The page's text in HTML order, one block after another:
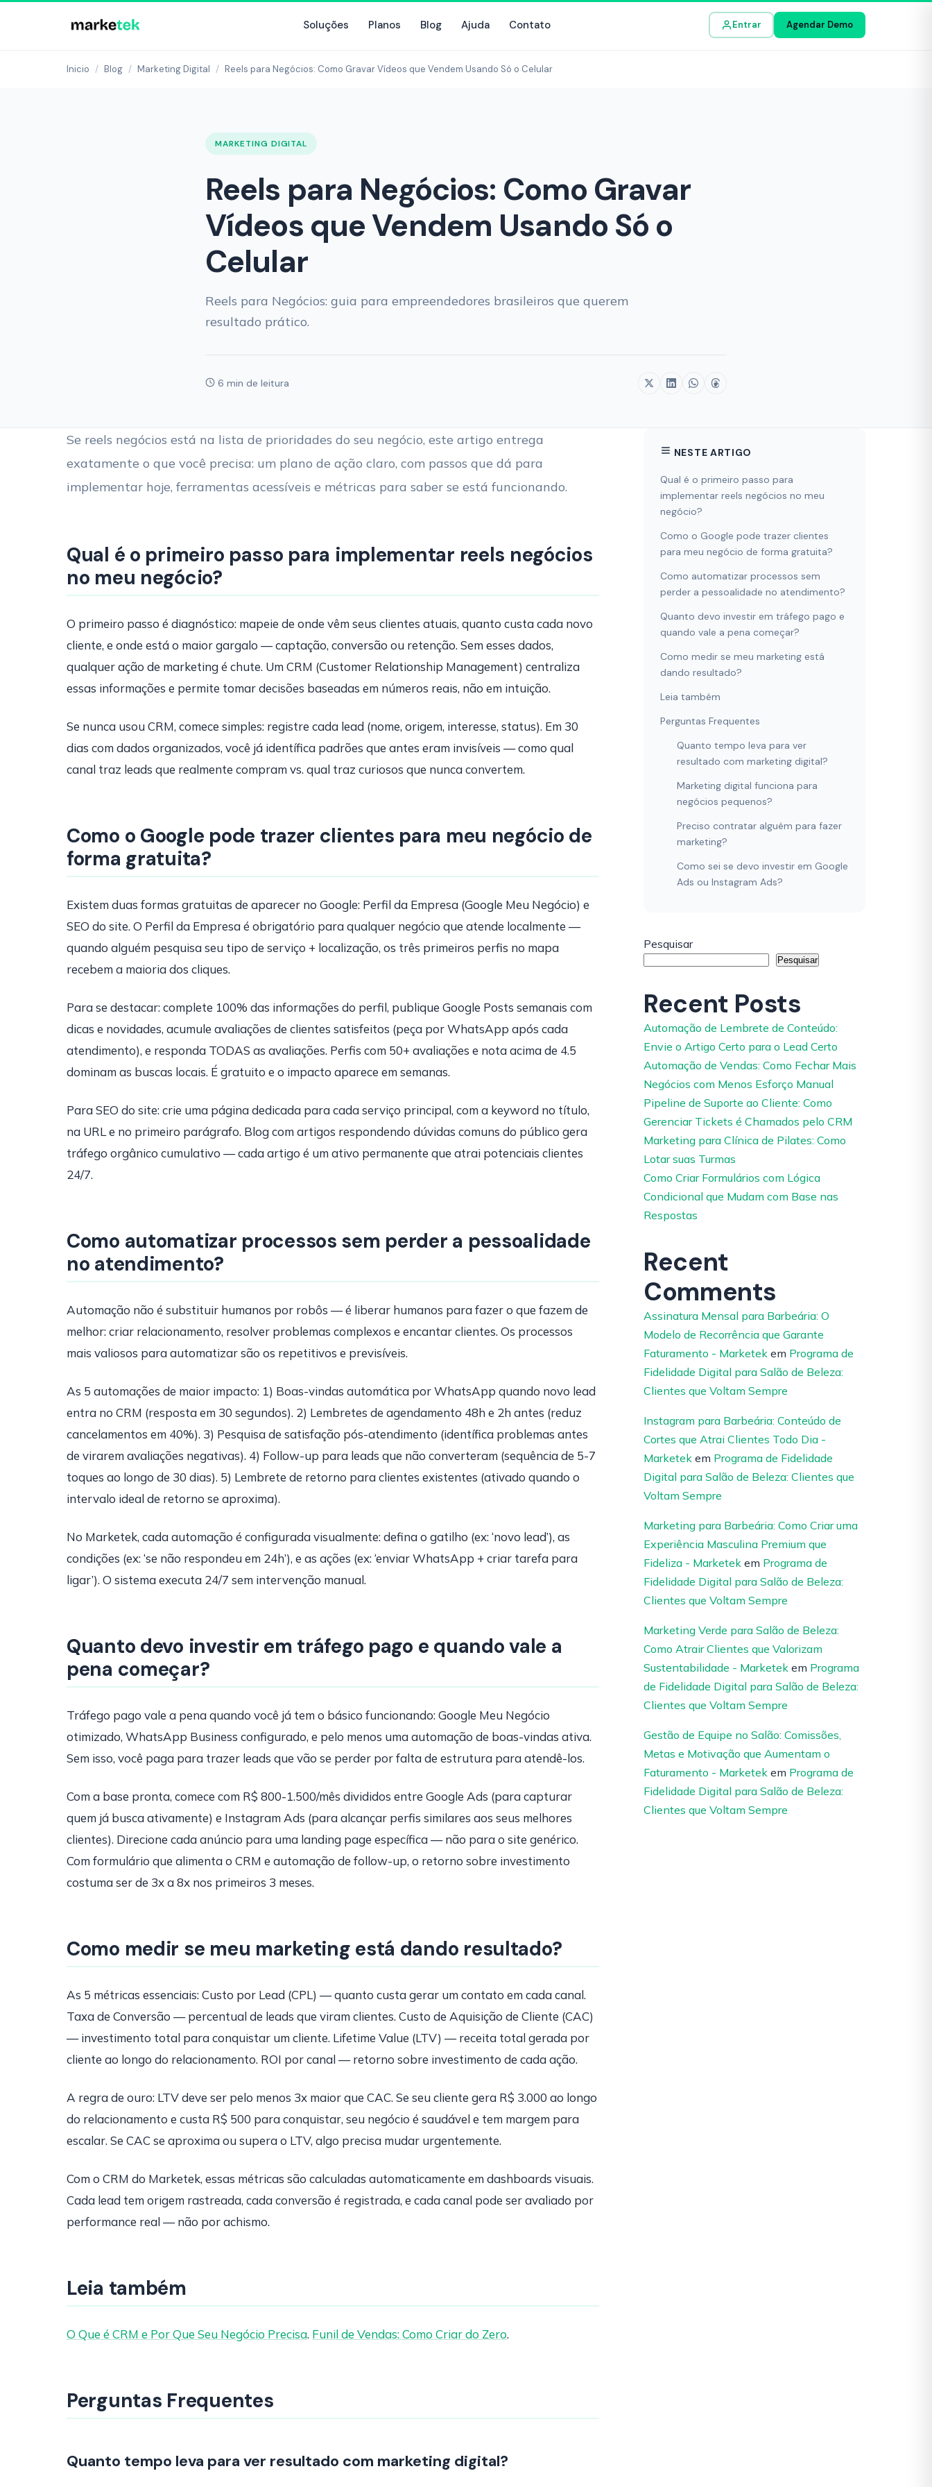
Soluções Planos Blog Ajuda Contato Entrar Agendar Demo
Inicio / Blog / Marketing Digital / Reels para Negócios: Como Gravar Vídeos que Vendem Usando Só o Celular
MARKETING DIGITAL
Reels para Negócios: Como Gravar
Vídeos que Vendem Usando Só o
Celular
Reels para Negócios: guia para empreendedores brasileiros que querem
resultado prático.
6 min de leitura
Se reels negócios está na lista de prioridades do seu negócio, este artigo entrega
exatamente o que você precisa: um plano de ação claro, com passos que dá para
implementar hoje, ferramentas acessíveis e métricas para saber se está funcionando.
Qual é o primeiro passo para implementar reels negócios
no meu negócio?
O primeiro passo é diagnóstico: mapeie de onde vêm seus clientes atuais, quanto custa cada novo
cliente, e onde está o maior gargalo — captação, conversão ou retenção. Sem esses dados,
qualquer ação de marketing é chute. Um CRM (Customer Relationship Management) centraliza
essas informações e permite tomar decisões baseadas em números reais, não em intuição.
Se nunca usou CRM, comece simples: registre cada lead (nome, origem, interesse, status). Em 30
dias com dados organizados, você já identífica padrões que antes eram invisíveis — como qual
canal traz leads que realmente compram vs. qual traz curiosos que nunca convertem.
Como o Google pode trazer clientes para meu negócio de
forma gratuita?
Existem duas formas gratuitas de aparecer no Google: Perfil da Empresa (Google Meu Negócio) e
SEO do site. O Perfil da Empresa é obrigatório para qualquer negócio que atende localmente —
quando alguém pesquisa seu tipo de serviço + localização, os três primeiros perfis no mapa
recebem a maioria dos cliques.
Para se destacar: complete 100% das informações do perfil, publique Google Posts semanais com
dicas e novidades, acumule avaliações de clientes satisfeitos (peça por WhatsApp após cada
atendimento), e responda TODAS as avaliações. Perfis com 50+ avaliações e nota acima de 4.5
dominam as buscas locais. É gratuito e o impacto aparece em semanas.
Para SEO do site: crie uma página dedicada para cada serviço principal, com a keyword no título,
na URL e no primeiro parágrafo. Blog com artigos respondendo dúvidas comuns do público gera
tráfego orgânico cumulativo — cada artigo é um ativo permanente que atrai potenciais clientes
24/7.
Como automatizar processos sem perder a pessoalidade
no atendimento?
Automação não é substituir humanos por robôs — é liberar humanos para fazer o que fazem de
melhor: criar relacionamento, resolver problemas complexos e encantar clientes. Os processos
mais valiosos para automatizar são os repetitivos e previsíveis.
As 5 automações de maior impacto: 1) Boas-vindas automática por WhatsApp quando novo lead
entra no CRM (resposta em 30 segundos). 2) Lembretes de agendamento 48h e 2h antes (reduz
cancelamentos em 40%). 3) Pesquisa de satisfação pós-atendimento (identífica problemas antes
de virarem avaliações negativas). 4) Follow-up para leads que não converteram (sequência de 5-7
toques ao longo de 30 dias). 5) Lembrete de retorno para clientes existentes (ativado quando o
intervalo ideal de retorno se aproxima).
No Marketek, cada automação é configurada visualmente: defina o gatilho (ex: ‘novo lead’), as
condições (ex: ‘se não respondeu em 24h’), e as ações (ex: ‘enviar WhatsApp + criar tarefa para
ligar’). O sistema executa 24/7 sem intervenção manual.
Quanto devo investir em tráfego pago e quando vale a
pena começar?
Tráfego pago vale a pena quando você já tem o básico funcionando: Google Meu Negócio
otimizado, WhatsApp Business configurado, e pelo menos uma automação de boas-vindas ativa.
Sem isso, você paga para trazer leads que vão se perder por falta de estrutura para atendê-los.
Com a base pronta, comece com R$ 800-1.500/mês divididos entre Google Ads (para capturar
quem já busca ativamente) e Instagram Ads (para alcançar perfis similares aos seus melhores
clientes). Direcione cada anúncio para uma landing page específica — não para o site genérico.
Com formulário que alimenta o CRM e automação de follow-up, o retorno sobre investimento
costuma ser de 3x a 8x nos primeiros 3 meses.
Como medir se meu marketing está dando resultado?
As 5 métricas essenciais: Custo por Lead (CPL) — quanto custa gerar um contato em cada canal.
Taxa de Conversão — percentual de leads que viram clientes. Custo de Aquisição de Cliente (CAC)
— investimento total para conquistar um cliente. Lifetime Value (LTV) — receita total gerada por
cliente ao longo do relacionamento. ROI por canal — retorno sobre investimento de cada ação.
A regra de ouro: LTV deve ser pelo menos 3x maior que CAC. Se seu cliente gera R$ 3.000 ao longo
do relacionamento e custa R$ 500 para conquistar, seu negócio é saudável e tem margem para
escalar. Se CAC se aproxima ou supera o LTV, algo precisa mudar urgentemente.
Com o CRM do Marketek, essas métricas são calculadas automaticamente em dashboards visuais.
Cada lead tem origem rastreada, cada conversão é registrada, e cada canal pode ser avaliado por
performance real — não por achismo.
Leia também
O Que é CRM e Por Que Seu Negócio Precisa. Funil de Vendas: Como Criar do Zero.
Perguntas Frequentes
Quanto tempo leva para ver resultado com marketing digital?
NESTE ARTIGO
Qual é o primeiro passo para
implementar reels negócios no meu
negócio?
Como o Google pode trazer clientes
para meu negócio de forma gratuita?
Como automatizar processos sem
perder a pessoalidade no atendimento?
Quanto devo investir em tráfego pago e
quando vale a pena começar?
Como medir se meu marketing está
dando resultado?
Leia também
Perguntas Frequentes
Quanto tempo leva para ver
resultado com marketing digital?
Marketing digital funciona para
negócios pequenos?
Preciso contratar alguém para fazer
marketing?
Como sei se devo investir em Google
Ads ou Instagram Ads?
Pesquisar
Pesquisar
Recent Posts
Automação de Lembrete de Conteúdo:
Envie o Artigo Certo para o Lead Certo
Automação de Vendas: Como Fechar Mais
Negócios com Menos Esforço Manual
Pipeline de Suporte ao Cliente: Como
Gerenciar Tickets é Chamados pelo CRM
Marketing para Clínica de Pilates: Como
Lotar suas Turmas
Como Criar Formulários com Lógica
Condicional que Mudam com Base nas
Respostas
Recent
Comments
Assinatura Mensal para Barbeária: O
Modelo de Recorrência que Garante
Faturamento - Marketek em Programa de
Fidelidade Digital para Salão de Beleza:
Clientes que Voltam Sempre
Instagram para Barbeária: Conteúdo de
Cortes que Atrai Clientes Todo Dia -
Marketek em Programa de Fidelidade
Digital para Salão de Beleza: Clientes que
Voltam Sempre
Marketing para Barbeária: Como Criar uma
Experiência Masculina Premium que
Fideliza - Marketek em Programa de
Fidelidade Digital para Salão de Beleza:
Clientes que Voltam Sempre
Marketing Verde para Salão de Beleza:
Como Atrair Clientes que Valorizam
Sustentabilidade - Marketek em Programa
de Fidelidade Digital para Salão de Beleza:
Clientes que Voltam Sempre
Gestão de Equipe no Salão: Comissões,
Metas e Motivação que Aumentam o
Faturamento - Marketek em Programa de
Fidelidade Digital para Salão de Beleza:
Clientes que Voltam Sempre